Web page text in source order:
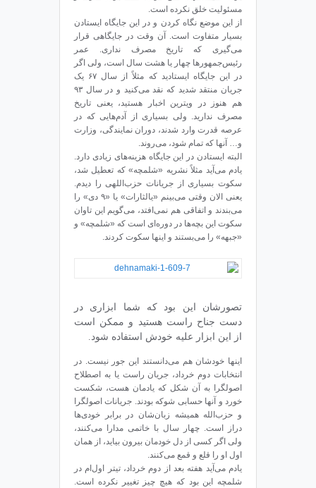
مسئولیت خلق نکرده است.
از این موضع نگاه کردن و در این جایگاه ایستادن
بسیار متفاوت است. آن وقت در جایگاهی قرار
می‌گیری که تاریخ مصرف نداری. عمر
رئیس‌جمهورها چهار یا هشت سال است، ولی اگر
در این جایگاه ایستادید که مثلاً از سال ۶۷ یک
جریان منتقد شدید که نقد می‌کنید و در سال ۹۳
هم هنوز در ویترین اخبار هستید، یعنی تاریخ
مصرف ندارید. ولی بسیاری از آدم‌هایی که در
عرصه‌ قدرت وارد شدند، دوران نمایندگی، وزارت
و… آنها که تمام شود، می‌روند.
البته ایستادن در این جایگاه هزینه‌های زیادی دارد.
یادم می‌آید مثلاً نشریه‌ «شلمچه» که تعطیل شد،
سکوت بسیاری از جریانات حزب‌اللهی را دیدم.
یعنی الان وقتی می‌بینم «یالثارات» یا «۹ دی» را
می‌بندند و اتفاقی هم نمی‌افتد، می‌گویم این تاوان
سکوت این بچه‌ها در دوره‌ای است که «شلمچه» و
«جبهه» را می‌بستند و اینها سکوت ‌کردند.
تصورشان این بود که شما ابزاری در
دست جناح راست هستید و ممکن است
از این ابزار علیه خودش استفاده شود.
اینها خودشان هم می‌دانستند این جور نیست. در
انتخابات دوم خرداد، جریان راست یا به اصطلاح
اصولگرا به آن شکل که یادمان هست، شکست
خورد و آنها حسابی شوکه بودند. جریانات اصولگرا
و حزب‌الله همیشه زبان‌شان در برابر خودی‌ها
دراز است. چهار سال با خاتمی مدارا می‌کنند،
ولی اگر کسی از دل خودمان بیرون بیاید، از همان
اول او را قلع و قمع می‌کنند.
یادم می‌آید هفته‌ بعد از دوم خرداد، تیتر اول‌ام در
شلمچه این بود که هیچ چیز تغییر نکرده است.